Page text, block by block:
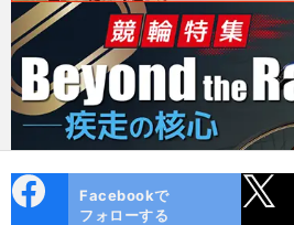
ok
Facebookで
フォローする